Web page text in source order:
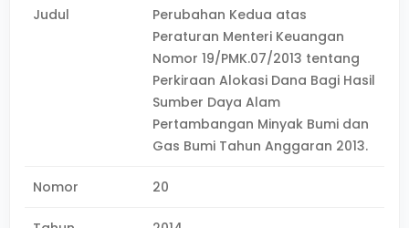
Judul
Perubahan Kedua atas
Peraturan Menteri Keuangan
Nomor 19/PMK.07/2013 tentang
Perkiraan Alokasi Dana Bagi Hasil
Sumber Daya Alam
Pertambangan Minyak Bumi dan
Gas Bumi Tahun Anggaran 2013.
Nomor 20